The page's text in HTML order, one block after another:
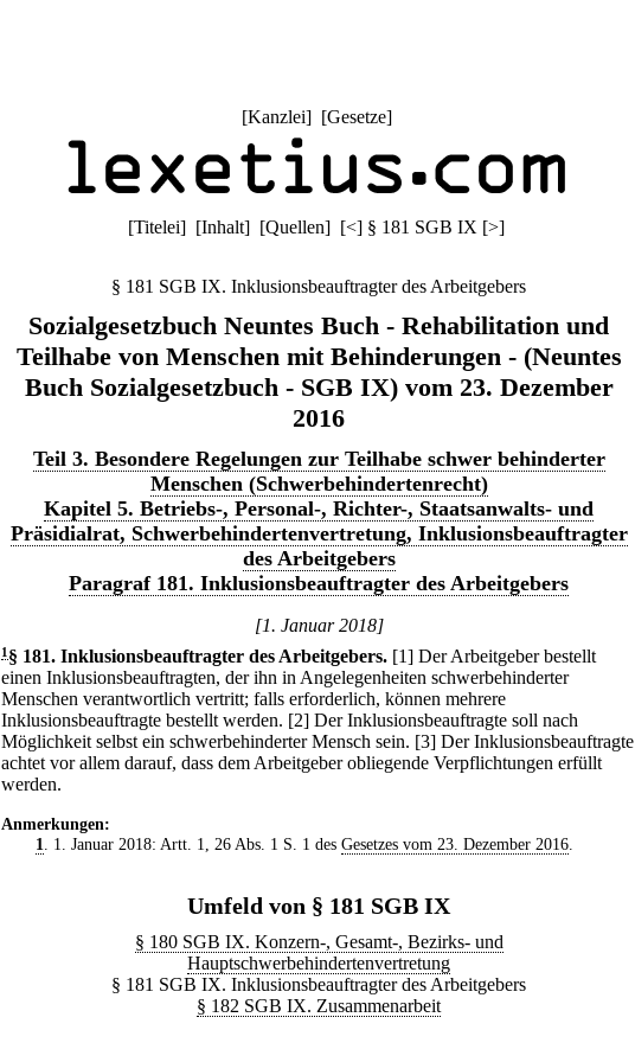
[Kanzlei] [Gesetze]
[Titelei] [Inhalt] [Quellen] [<] § 181 SGB IX [>]
§ 181 SGB IX. Inklusionsbeauftragter des Arbeitgebers
Sozialgesetzbuch Neuntes Buch - Rehabilitation und
Teilhabe von Menschen mit Behinderungen - (Neuntes
Buch Sozialgesetzbuch - SGB IX) vom 23. Dezember
2016
Teil 3. Besondere Regelungen zur Teilhabe schwer behinderter
Menschen (Schwerbehindertenrecht)
Kapitel 5. Betriebs-, Personal-, Richter-, Staatsanwalts- und
Präsidialrat, Schwerbehindertenvertretung, Inklusionsbeauftragter
des Arbeitgebers
Paragraf 181. Inklusionsbeauftragter des Arbeitgebers
[1. Januar 2018]
1 § 181. Inklusionsbeauftragter des Arbeitgebers. [1] Der Arbeitgeber bestellt
einen Inklusionsbeauftragten, der ihn in Angelegenheiten schwerbehinderter
Menschen verantwortlich vertritt; falls erforderlich, können mehrere
Inklusionsbeauftragte bestellt werden. [2] Der Inklusionsbeauftragte soll nach
Möglichkeit selbst ein schwerbehinderter Mensch sein. [3] Der Inklusionsbeauftragte
achtet vor allem darauf, dass dem Arbeitgeber obliegende Verpflichtungen erfüllt
werden.
Anmerkungen:
1
. 1. Januar 2018: Artt. 1, 26 Abs. 1 S. 1 des Gesetzes vom 23. Dezember 2016.
Umfeld von § 181 SGB IX
§ 180 SGB IX. Konzern-, Gesamt-, Bezirks- und
Hauptschwerbehindertenvertretung
§ 181 SGB IX. Inklusionsbeauftragter des Arbeitgebers
§ 182 SGB IX. Zusammenarbeit